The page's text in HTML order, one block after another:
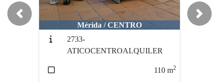
Mérida / CENTRO
2733-
ATICOCENTROALQUILER
110m2
Mérida / 06808
Previous Next